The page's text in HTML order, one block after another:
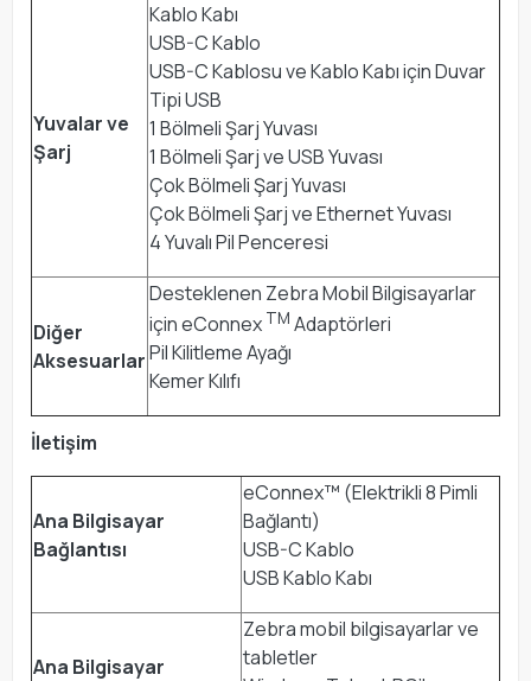
Yuvalar ve
Şarj
Kablo Kabı
USB-C Kablo
USB-C Kablosu ve Kablo Kabı için Duvar
Tipi USB
1 Bölmeli Şarj Yuvası
1 Bölmeli Şarj ve USB Yuvası
Çok Bölmeli Şarj Yuvası
Çok Bölmeli Şarj ve Ethernet Yuvası
4 Yuvalı Pil Penceresi
Diğer
Aksesuarlar
Desteklenen Zebra Mobil Bilgisayarlar
için eConnex TM Adaptörleri
Pil Kilitleme Ayağı
Kemer Kılıfı
İletişim
Ana Bilgisayar
Bağlantısı
eConnex™ (Elektrikli 8 Pimli
Bağlantı)
USB-C Kablo
USB Kablo Kabı
Ana Bilgisayar
Zebra mobil bilgisayarlar ve
tabletler